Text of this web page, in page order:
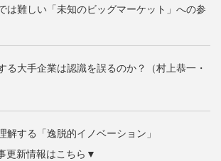
は難しい「未知のビッグマーケット」への参
る大手企業は認識を誤るのか？（村上恭一・
解する「逸脱的イノベーション」
更新情報はこちら▼